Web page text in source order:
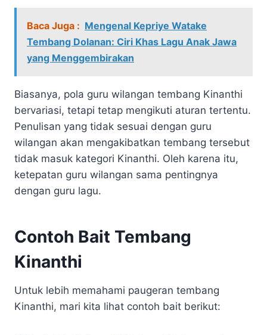
Baca Juga : Mengenal Kepriye Watake
Tembang Dolanan: Ciri Khas Lagu Anak Jawa
yang Menggembirakan
Biasanya, pola guru wilangan tembang Kinanthi
bervariasi, tetapi tetap mengikuti aturan tertentu.
Penulisan yang tidak sesuai dengan guru
wilangan akan mengakibatkan tembang tersebut
tidak masuk kategori Kinanthi. Oleh karena itu,
ketepatan guru wilangan sama pentingnya
dengan guru lagu.
Contoh Bait Tembang
Kinanthi
Untuk lebih memahami paugeran tembang
Kinanthi, mari kita lihat contoh bait berikut: